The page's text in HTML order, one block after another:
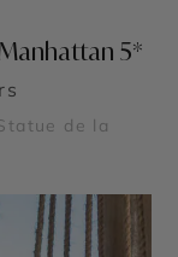
5*
de la